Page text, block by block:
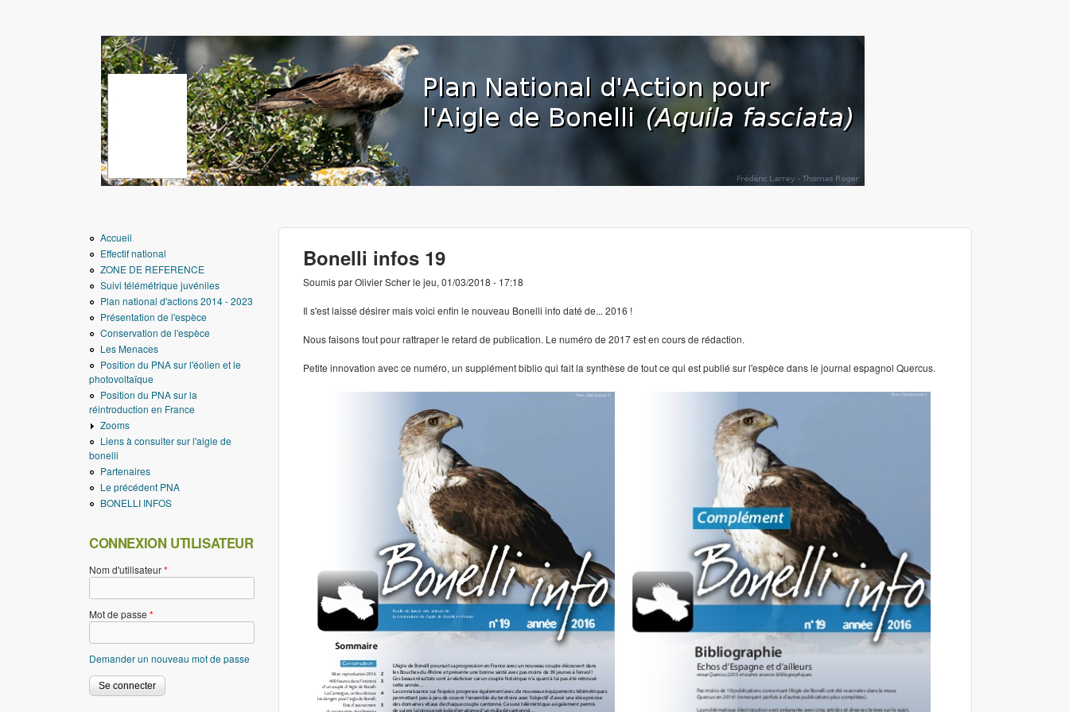
Bonelli infos 19
Soumis parOlivier Scherle jeu, 01/03/2018 - 17:18
Il s'est laissé désirer mais voici enfin le nouveau Bonelli info daté de... 2016 !
Nous faisons tout pour rattraper le retard de publication. Le numéro de 2017 est en cours de rédaction.
Petite innovation avec ce numéro, un supplément biblio qui fait la synthèse de tout ce qui est publié sur l'espèce dans le journal espagnol Quercus.
Accueil
Effectif national
ZONE DE REFERENCE
Suivi télémétrique juvéniles
Plan national d'actions 2014 - 2023
Présentation de l'espèce
Conservation de l'espèce
Les Menaces
Position du PNA sur l'éolien et le
photovoltaïque
Position du PNA sur la
réintroduction en France
Zooms
Liens à consulter sur l'aigle de
bonelli
Partenaires
Le précédent PNA
BONELLI INFOS
CONNEXION UTILISATEUR
Nom d'utilisateur*
Mot de passe *
Demander un nouveau mot de passe